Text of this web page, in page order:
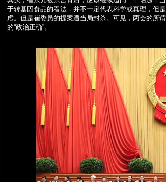
于转基因食品的看法，并不一定代表科学或真理，但
虑。但是崔委员的提案遭当局封杀。可见，两会的所
的“政治正确”。